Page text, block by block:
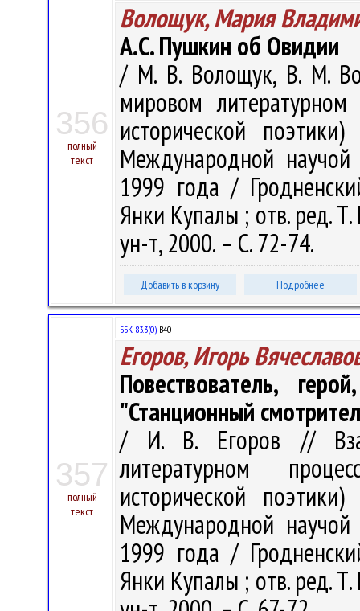
356
полный
текст
Волощук, Мария
А.С. Пушкин об Овидии
/ М. В. Волощук, В. М.
мировом
исторической
Международной
1999 года /
Янки Купалы ; отв. ред. Т.
ун-т, 2000. – С. 72-74.
Добавить в корзину Подробнее
357
полный
текст
ББК 83.3(0) В40
Егоров, Игорь
Повествователь,
"Станционный
/ И. В. Егоров //
литературном
исторической
Международной
1999 года /
Янки Купалы ; отв. ред. Т.